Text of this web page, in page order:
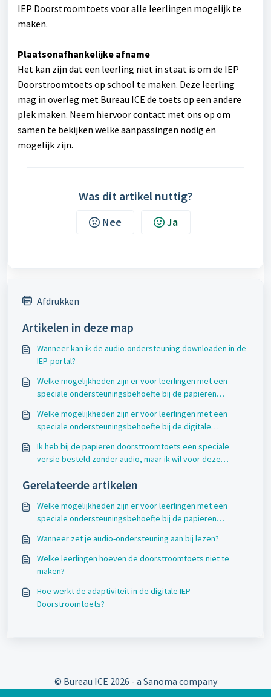
IEP Doorstroomtoets voor alle leerlingen mogelijk te
maken.
Plaatsonafhankelijke afname
Het kan zijn dat een leerling niet in staat is om de IEP
Doorstroomtoets op school te maken. Deze leerling
mag in overleg met Bureau ICE de toets op een andere
plek maken. Neem hiervoor contact met ons op om
samen te bekijken welke aanpassingen nodig en
mogelijk zijn.
Was dit artikel nuttig?
Nee Ja
Afdrukken
Artikelen in deze map
Wanneer kan ik de audio-ondersteuning downloaden in de
IEP-portal?
Welke mogelijkheden zijn er voor leerlingen met een
speciale ondersteuningsbehoefte bij de papieren
Welke mogelijkheden zijn er voor leerlingen met een
speciale ondersteuningsbehoefte bij de digitale
Ik heb bij de papieren doorstroomtoets een speciale
versie besteld zonder audio, maar ik wil voor deze
moet dat?
Gerelateerde artikelen
Welke mogelijkheden zijn er voor leerlingen met een
speciale ondersteuningsbehoefte bij de papieren
Wanneer zet je audio-ondersteuning aan bij lezen?
Welke leerlingen hoeven de doorstroomtoets niet te
maken?
Hoe werkt de adaptiviteit in de digitale IEP
Doorstroomtoets?
© Bureau ICE 2026 - a Sanoma company